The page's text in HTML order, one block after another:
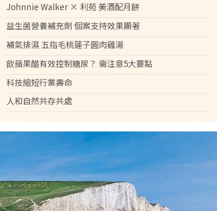
Johnnie Walker × 利苑 美酒配月餅
益生菌營養補充劑 個案支持效果顯著
補氣排濕 五指毛桃蓮子圓肉雞湯
飲蘋果醋有效控制糖尿？ 需注意5大要點
科技縮短行業壽命
人和自然共存共處